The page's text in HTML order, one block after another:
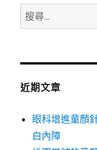
搜
尋
鍵
近期文章
眼科增進童顏
白內障